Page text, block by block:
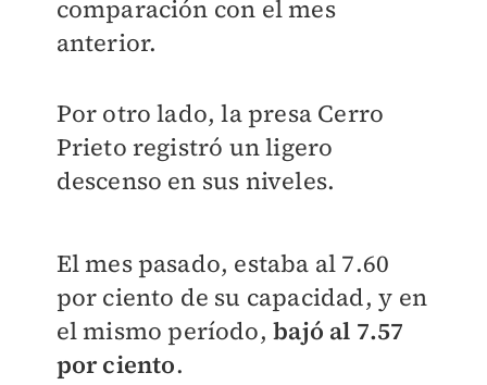
comparación con el mes
anterior.
Por otro lado, la presa Cerro
Prieto registró un ligero
descenso en sus niveles.
El mes pasado, estaba al 7.60
por ciento de su capacidad, y en
el mismo período,bajó al 7.57
por ciento.